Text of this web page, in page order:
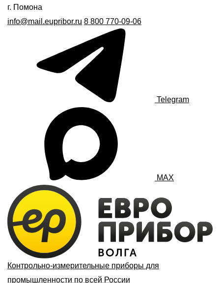
г. Помона
info@mail.eupribor.ru 8 800 770-09-06
Telegram
MAX
Контрольно-измерительные приборы для
промышленности по всей России